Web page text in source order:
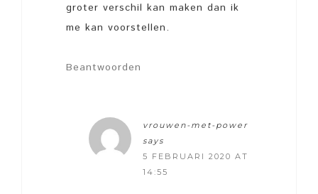
groter verschil kan maken dan ik
me kan voorstellen.
Beantwoorden
vrouwen-met-power
says
5 FEBRUARI 2020 AT
14:55